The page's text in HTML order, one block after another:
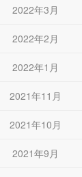
2022年3月
2022年2月
2022年1月
2021年11月
2021年10月
2021年9月